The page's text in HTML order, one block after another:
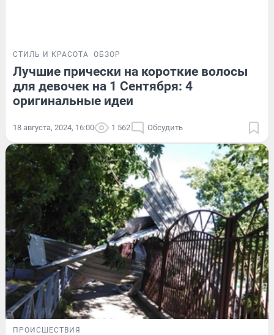
СТИЛЬ И КРАСОТА ОБЗОР
Лучшие прически на короткие волосы
для девочек на 1 Сентября: 4
оригинальные идеи
18 августа, 2024, 16:00 1 562 Обсудить
ПРОИСШЕСТВИЯ